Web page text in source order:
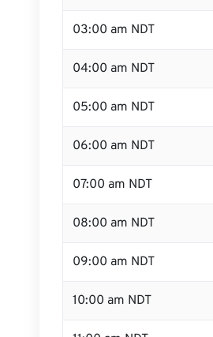
03:00 am NDT
04:00 am NDT
05:00 am NDT
06:00 am NDT
07:00 am NDT
08:00 am NDT
09:00 am NDT
10:00 am NDT